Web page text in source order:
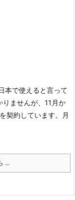
本で使えると言って
ませんが、11月か
契約しています。月
...